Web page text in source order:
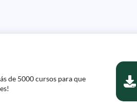
de 5000 cursos para que